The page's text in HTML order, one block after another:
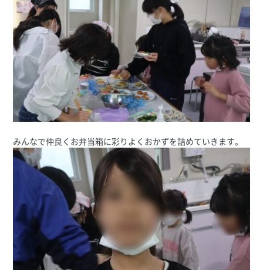
みんなで仲良くお弁当箱に彩りよくおかずを詰めていきます。